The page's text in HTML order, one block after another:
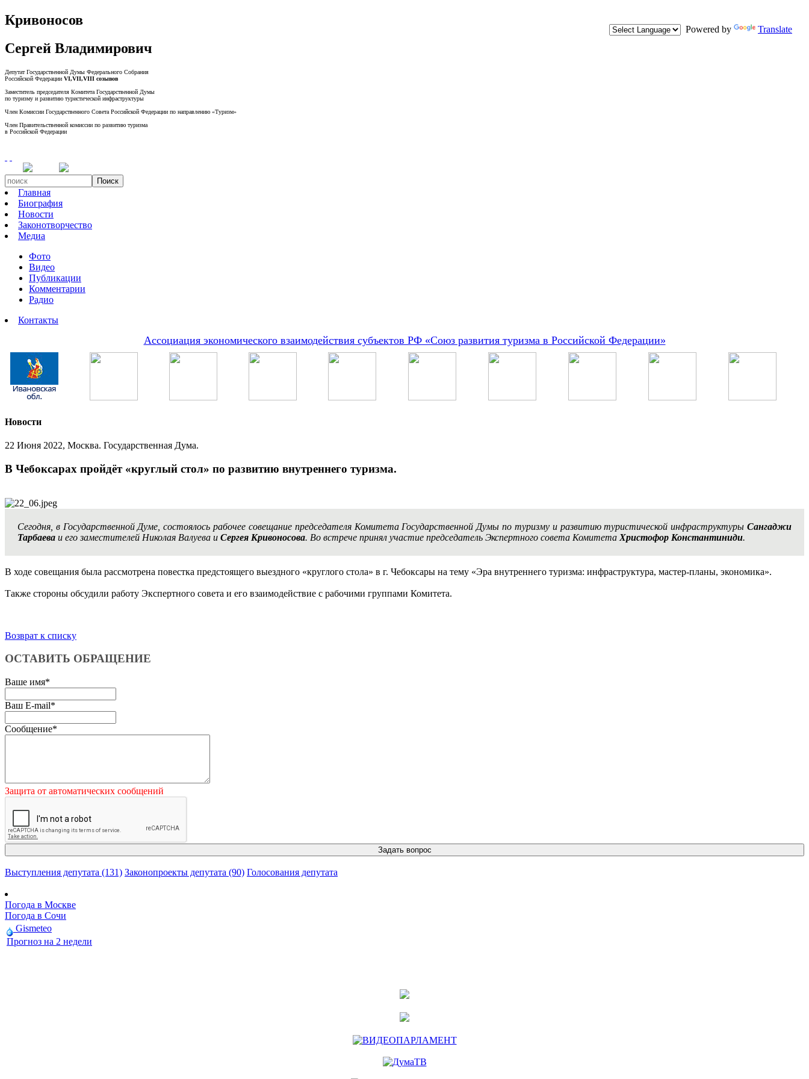
Powered by Translate
Кривоносов
Сергей Владимирович
Депутат Государственной Думы Федерального Собрания
Российской Федерации VI,VII,VIII созывов
Заместитель председателя Комитета Государственной Думы
по туризму и развитию туристической инфраструктуры
Член Комиссии Государственного Совета Российской Федерации по направлению «Туризм»
Член Правительственной комиссии по развитию туризма
в Российской Федерации
Поиск
Главная
Биография
Новости
Законотворчество
Медиа
Фото
Видео
Публикации
Комментарии
Радио
Контакты
Ассоциация экономического взаимодействия субъектов РФ «Союз развития туризма в Российской Федерации»
Новости
22 Июня 2022, Москва. Государственная Дума.
В Чебоксарах пройдёт «круглый стол» по развитию внутреннего туризма.
Сегодня, в Государственной Думе, состоялось рабочее совещание председателя Комитета Государственной Думы по туризму и развитию туристической инфраструктуры Сангаджи
Тарбаева и его заместителей Николая Валуева и Сергея Кривоносова. Во встрече принял участие председатель Экспертного совета Комитета Христофор Константиниди.
В ходе совещания была рассмотрена повестка предстоящего выездного «круглого стола» в г. Чебоксары на тему «Эра внутреннего туризма: инфраструктура, мастер-планы, экономика».
Также стороны обсудили работу Экспертного совета и его взаимодействие с рабочими группами Комитета.
Возврат к списку
ОСТАВИТЬ ОБРАЩЕНИЕ
Ваше имя*
Ваш E-mail*
Сообщение*
Защита от автоматических сообщений
Выступления депутата (131) Законопроекты депутата (90) Голосования депутата
Погода в Москве
Погода в Сочи
Gismeteo
Прогноз на 2 недели